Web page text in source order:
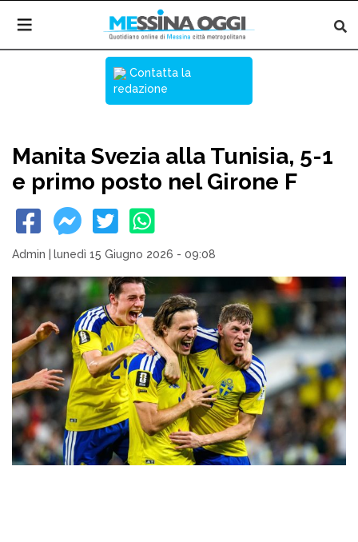
Contatta la
redazione
Manita Svezia alla Tunisia, 5-1
e primo posto nel Girone F
Admin lunedì 15 Giugno 2026 - 09:08